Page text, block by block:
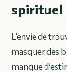
spirituel
L’envie de
masquer des
manque